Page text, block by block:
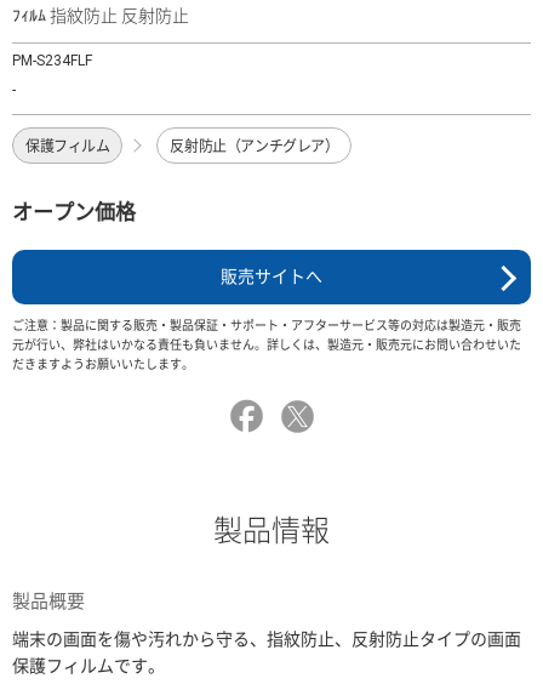
ﾌｨﾙﾑ 指紋防止 反射防止
PM-S234FLF
-
保護フィルム 反射防止（アンチグレア）
オープン価格
販売サイトへ
ご注意：製品に関する販売・製品保証・サポート・アフターサービス等の対応は製造元・販売
元が行い、弊社はいかなる責任も負いません。詳しくは、製造元・販売元にお問い合わせいた
だきますようお願いいたします。
製品情報
製品概要
端末の画面を傷や汚れから守る、指紋防止、反射防止タイプの画面
保護フィルムです。